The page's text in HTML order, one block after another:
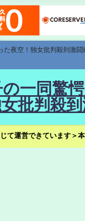
夜空！独女批判殺到激
一同驚
批判殺
運営できています＞